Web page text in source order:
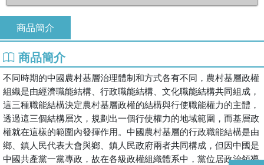
商品簡介
商品簡介
不同時期的中國農村基層治理體制和方式各有不同，農村基層政權
組織是由經濟職能結構、行政職能結構、文化職能結構共同組成，
這三種職能結構決定農村基層政權的結構與行使職能權力的主體，
透過這三個結構層次，規劃出一個行使權力的地域範圍，而基層政
權就在這樣的範圍內發揮作用。中國農村基層的行政職能結構是由
鄉、鎮人民代表大會與鄉、鎮人民政府兩者共同構成，但因中國是
中國共產黨一黨專政，故在各級政權組織體系中，黨位居政治領導